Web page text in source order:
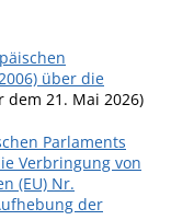
über die
21. Mai 2026)
Parlaments
Verbringung von
(EU) Nr.
der